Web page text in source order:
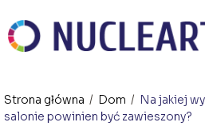
Strona główna / Dom / Na jakiej
salonie powinien być zawieszony?